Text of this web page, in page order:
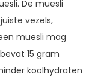
De muesli
vezels,
muesli mag
15 gram
koolhydraten